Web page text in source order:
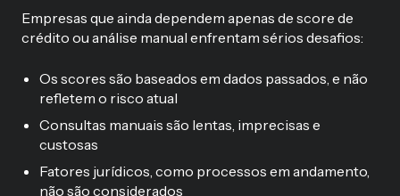
Empresas que ainda dependem apenas de score de
crédito ou análise manual enfrentam sérios desafios:
Os scores são baseados em dados passados, e não
refletem o risco atual
Consultas manuais são lentas, imprecisas e
custosas
Fatores jurídicos, como processos em andamento,
não são considerados